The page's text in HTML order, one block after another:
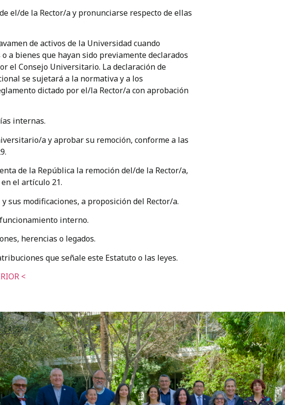
el/de la Rector/a y pronunciarse respecto de ellas
de activos de la Universidad cuando
a bienes que hayan sido previamente declarados
el Consejo Universitario. La declaración de
se sujetará a la normativa y a los
dictado por el/la Rector/a con aprobación
internas.
a y aprobar su remoción, conforme a las
de la República la remoción del/de la Rector/a,
el artículo 21.
sus modificaciones, a proposición del Rector/a.
interno.
herencias o legados.
que señale este Estatuto o las leyes.
<